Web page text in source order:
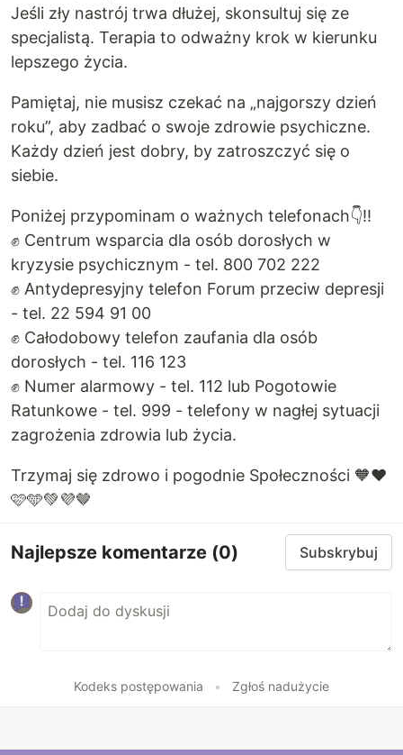
Jeśli zły nastrój trwa dłużej, skonsultuj się ze
specjalistą. Terapia to odważny krok w kierunku
lepszego życia.
Pamiętaj, nie musisz czekać na „najgorszy dzień
roku”, aby zadbać o swoje zdrowie psychiczne.
Każdy dzień jest dobry, by zatroszczyć się o
siebie.
Poniżej przypominam o ważnych telefonach👇‼️
✊ Centrum wsparcia dla osób dorosłych w
kryzysie psychicznym - tel. 800 702 222
✊ Antydepresyjny telefon Forum przeciw depresji
- tel. 22 594 91 00
✊ Całodobowy telefon zaufania dla osób
dorosłych - tel. 116 123
✊ Numer alarmowy - tel. 112 lub Pogotowie
Ratunkowe - tel. 999 - telefony w nagłej sytuacji
zagrożenia zdrowia lub życia.
Trzymaj się zdrowo i pogodnie Społeczności 🧡♥️
🩷🩵💚💜🤎
Najlepsze komentarze (0) Subskrybuj
Kodeks postępowania • Zgłoś nadużycie